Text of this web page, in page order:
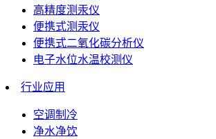
高精度测汞仪
便携式测汞仪
便携式二氧化碳分析仪
电子水位水温校测仪
行业应用
空调制冷
净水净饮